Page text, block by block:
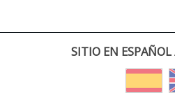
SITIO EN